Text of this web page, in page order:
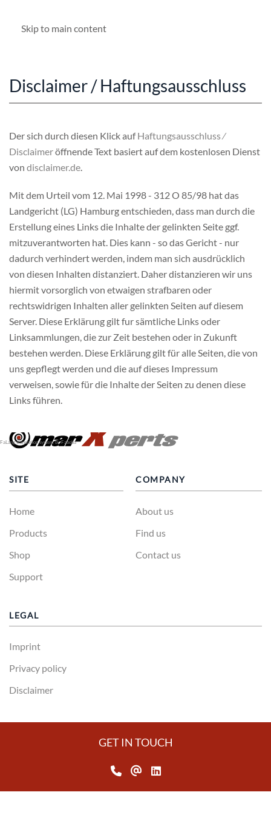
Skip to main content
Disclaimer / Haftungsausschluss
Der sich durch diesen Klick aufHaftungsausschluss ⁄
Disclaimeröffnende Text basiert auf dem kostenlosen Dienst
von disclaimer.de.
Mit dem Urteil vom 12. Mai 1998 - 312 O 85/98 hat das
Landgericht (LG) Hamburg entschieden, dass man durch die
Erstellung eines Links die Inhalte der gelinkten Seite ggf.
mitzuverantworten hat. Dies kann - so das Gericht - nur
dadurch verhindert werden, indem man sich ausdrücklich
von diesen Inhalten distanziert. Daher distanzieren wir uns
hiermit vorsorglich von etwaigen strafbaren oder
rechtswidrigen Inhalten aller gelinkten Seiten auf diesem
Server. Diese Erklärung gilt fur sämtliche Links oder
Linksammlungen, die zur Zeit bestehen oder in Zukunft
bestehen werden. Diese Erklärung gilt für alle Seiten, die von
uns gepflegt werden und die auf dieses Impressum
verweisen, sowie für die Inhalte der Seiten zu denen diese
Links führen.
FaLang translation system by Faboba
SITE
Home
Products
Shop
Support
COMPANY
About us
Find us
Contact us
LEGAL
Imprint
Privacy policy
Disclaimer
GET IN TOUCH